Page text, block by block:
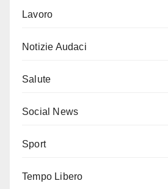
Lavoro
Notizie Audaci
Salute
Social News
Sport
Tempo Libero